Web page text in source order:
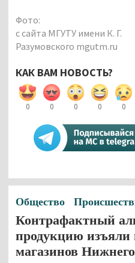
Фото:
с сайта МГУТУ имени К. Г.
Разумовского mgutm.ru
КАК ВАМ НОВОСТЬ?
0 0 0 0 0
Общество
Контрафактный
продукцию изъяли
магазинов